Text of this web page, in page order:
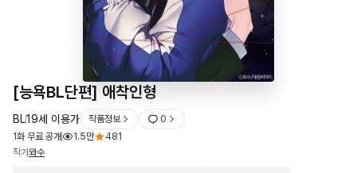
[능욕BL단편] 애착인형
BL19세 이용가 작품정보
0
1화 무료 공개
1.5만
481
작가와수